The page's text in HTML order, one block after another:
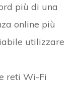
più di una
online più
utilizzare
reti Wi-Fi